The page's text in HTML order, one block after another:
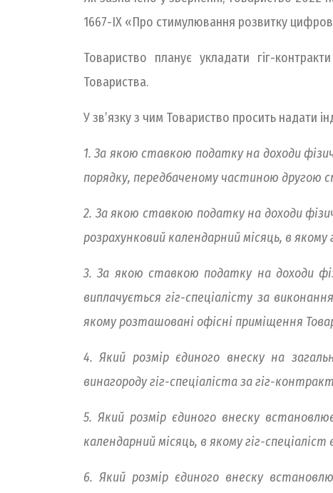
1667-IX «Про стимулювання розвитку
Товариство планує укладати гіг-
Товариства.
У зв’язку з чим Товариство просить надати
1. За якою ставкою податку на доходи
порядку, передбаченому частиною другою
2. За якою ставкою податку на доходи
розрахунковий календарний місяць, в
3. За якою ставкою податку на доходи
виплачується гіг-спеціалісту за
якому розташовані офісні приміщення
4. Який розмір єдиного внеску на
винагороду гіг-спеціаліста за гіг-
5. Який розмір єдиного внеску
календарний місяць, в якому гіг-
6. Який розмір єдиного внеску